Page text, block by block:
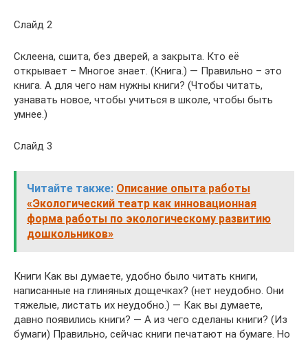
Слайд 2
Склеена, сшита, без дверей, а закрыта. Кто её
открывает – Многое знает. (Книга.) — Правильно – это
книга. А для чего нам нужны книги? (Чтобы читать,
узнавать новое, чтобы учиться в школе, чтобы быть
умнее.)
Слайд 3
Читайте также: Описание опыта работы
«Экологический театр как инновационная
форма работы по экологическому развитию
дошкольников»
Книги Как вы думаете, удобно было читать книги,
написанные на глиняных дощечках? (нет неудобно. Они
тяжелые, листать их неудобно.) — Как вы думаете,
давно появились книги? — А из чего сделаны книги? (Из
бумаги) Правильно, сейчас книги печатают на бумаге. Но